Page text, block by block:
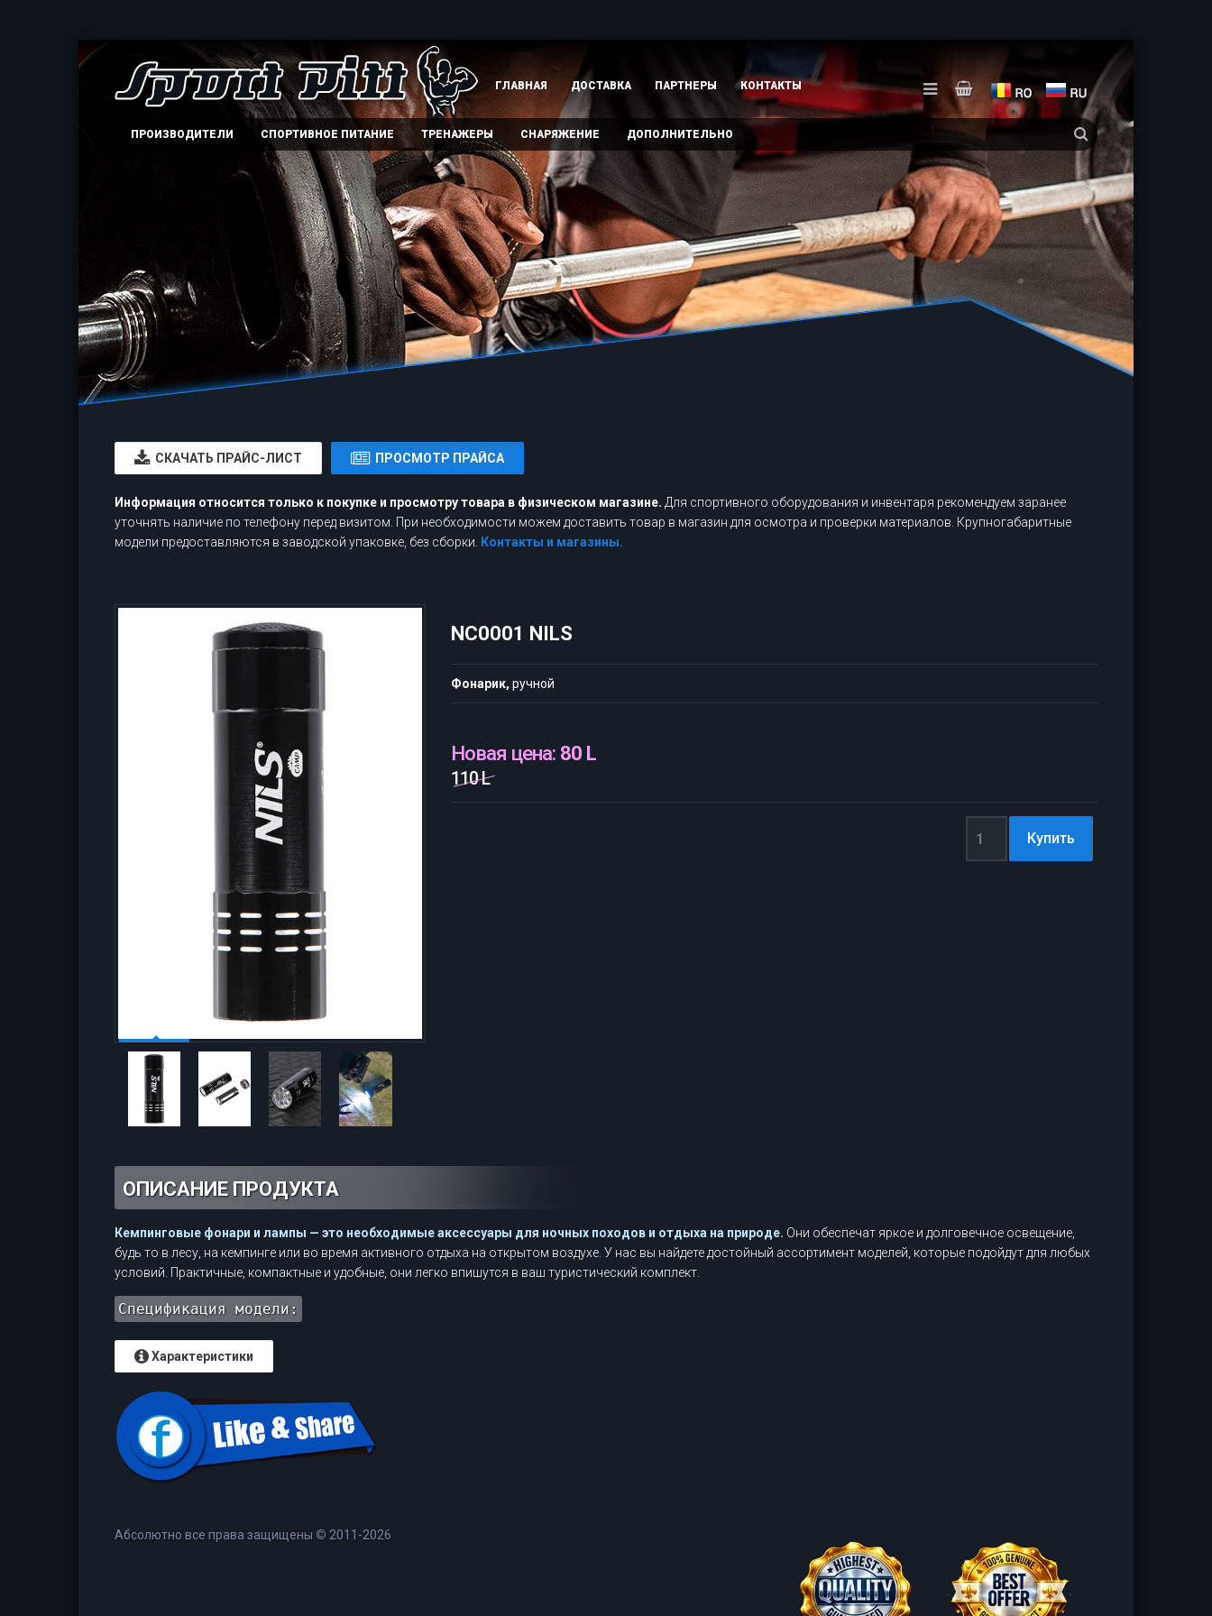
ГЛАВНАЯ ДОСТАВКА ПАРТНЕРЫ КОНТАКТЫ
ПРОИЗВОДИТЕЛИ СПОРТИВНОЕ ПИТАНИЕ ТРЕНАЖЕРЫ СНАРЯЖЕНИЕ ДОПОЛНИТЕЛЬНО
CКАЧАТЬ ПРАЙС-ЛИСТ ПРОСМОТР ПРАЙСА
Информация относится только к покупке и просмотру товара в физическом магазине. Для спортивного оборудования и инвентаря рекомендуем заранее
уточнять наличие по телефону перед визитом. При необходимости можем доставить товар в магазин для осмотра и проверки материалов. Крупногабаритные
модели предоставляются в заводской упаковке, без сборки.
Контакты и магазины.
NC0001 NILS
Фонарик, ручной
Новая цена: 80 L
110 L
ОПИСАНИЕ ПРОДУКТА
Кемпинговые фонари и лампы — это необходимые аксессуары для ночных походов и отдыха на природе. Они обеспечат яркое и долговечное освещение,
будь то в лесу, на кемпинге или во время активного отдыха на открытом воздухе. У нас вы найдете достойный ассортимент моделей, которые подойдут для любых
условий. Практичные, компактные и удобные, они легко впишутся в ваш туристический комплект.
Спецификация модели:
Характеристики
Абсолютно все права защищены © 2011-2026